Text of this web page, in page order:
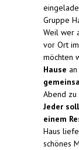
Gruppe
Weil wer
vor Ort
möchten
Hause
Abend
Jeder
einem
Haus
schönes